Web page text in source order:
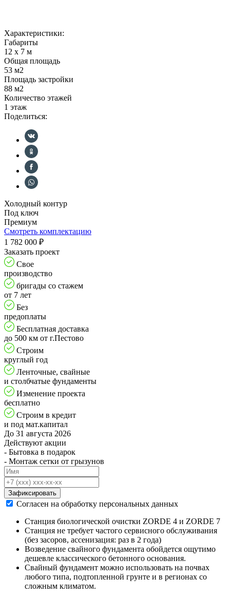
Характеристики:
Габариты
12 x 7 м
Общая площадь
53 м2
Площадь застройки
88 м2
Количество этажей
1 этаж
Поделиться:
Холодный контур
Под ключ
Премиум
Смотреть комплектацию
1 782 000 ₽
Заказать проект
Свое
производство
бригады со стажем
от 7 лет
Без
предоплаты
Бесплатная доставка
до 500 км от г.Пестово
Строим
круглый год
Ленточные, свайные
и столбчатые фундаменты
Изменение проекта
бесплатно
Строим в кредит
и под мат.капитал
До 31 августа 2026
Действуют акции
- Бытовка в подарок
- Монтаж сетки от грызунов
Зафиксировать
Согласен на обработку персональных данных
Станция биологической очистки ZORDE 4 и ZORDE 7
Станция не требует частого сервисного обслуживания
(без засоров, ассенизация: раз в 2 года)
Возведение свайного фундамента обойдется ощутимо
дешевле классического бетонного основания.
Свайный фундамент можно использовать на почвах
любого типа, подтопленной грунте и в регионах со
сложным климатом.